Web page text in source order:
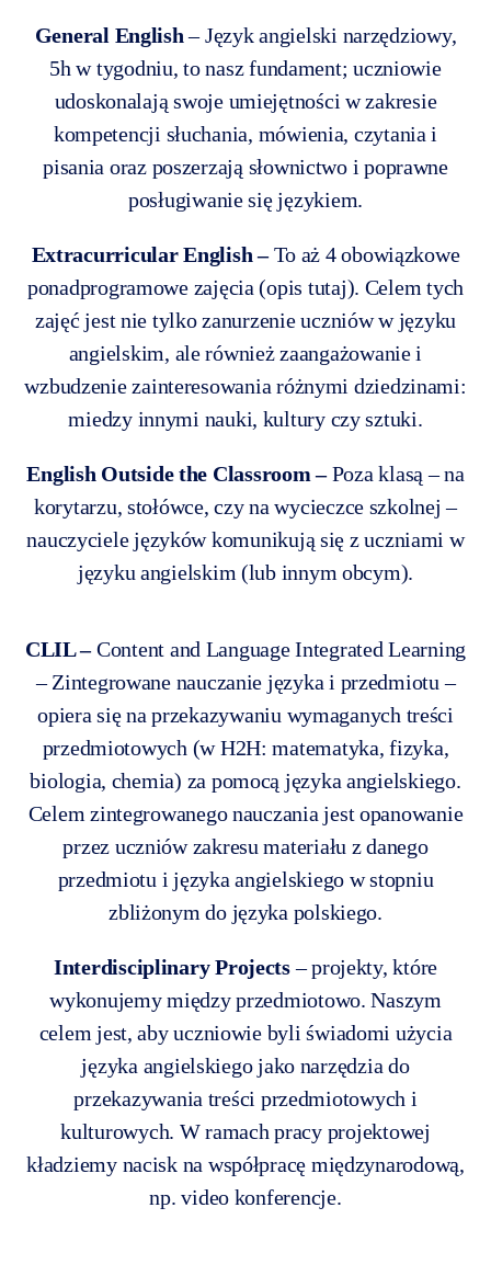
General English– Język angielski narzędziowy,
5h w tygodniu, to nasz fundament; uczniowie
udoskonalają swoje umiejętności w zakresie
kompetencji słuchania, mówienia, czytania i
pisania oraz poszerzają słownictwo i poprawne
posługiwanie się językiem.
Extracurricular English –To aż 4 obowiązkowe
ponadprogramowe zajęcia (opis tutaj). Celem tych
zajęć jest nie tylko zanurzenie uczniów w języku
angielskim, ale również zaangażowanie i
wzbudzenie zainteresowania różnymi dziedzinami:
miedzy innymi nauki, kultury czy sztuki.
English Outside the Classroom –Poza klasą – na
korytarzu, stołówce, czy na wycieczce szkolnej –
nauczyciele języków komunikują się z uczniami w
języku angielskim (lub innym obcym).
CLIL –Content and Language Integrated Learning
– Zintegrowane nauczanie języka i przedmiotu –
opiera się na przekazywaniu wymaganych treści
przedmiotowych (w H2H: matematyka, fizyka,
biologia, chemia) za pomocą języka angielskiego.
Celem zintegrowanego nauczania jest opanowanie
przez uczniów zakresu materiału z danego
przedmiotu i języka angielskiego w stopniu
zbliżonym do języka polskiego.
Interdisciplinary Projects– projekty, które
wykonujemy między przedmiotowo. Naszym
celem jest, aby uczniowie byli świadomi użycia
języka angielskiego jako narzędzia do
przekazywania treści przedmiotowych i
kulturowych. W ramach pracy projektowej
kładziemy nacisk na współpracę międzynarodową,
np. video konferencje.